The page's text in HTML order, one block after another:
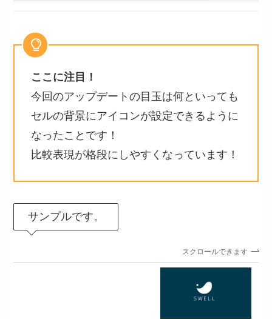
ここに注目！
今回のアップデートの目玉は何といっても
セルの背景にアイコンが設定できるように
なったことです！
比較表現が格段にしやすくなっています！
サンプルです。
スクロールできます